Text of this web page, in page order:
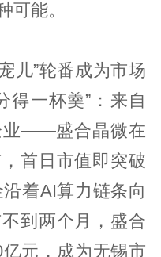
可能。
儿”轮番成为市场
得一杯羹”：来自
业——盛合晶微在
首日市值即突破
着AI算力链条向
到两个月，盛合
元，成为无锡市